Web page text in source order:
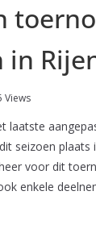
in
Views
laatste
seizoen plaats
voor dit
enkele